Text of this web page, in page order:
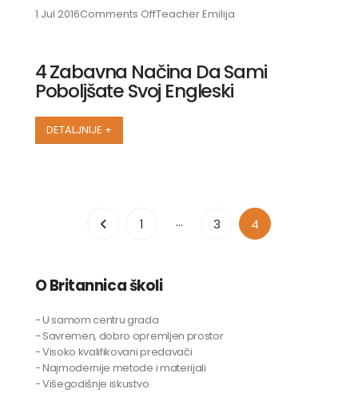
1 Jul 2016Comments Offon
Načina
Da
Sami
Teacher Emilija
4 Zabavna Načina Da Sami
Poboljšate Svoj Engleski
DETALJNIJE +
1 … 3 4
O Britannica školi
- U samom centru grada
- Savremen, dobro opremljen prostor
- Visoko kvalifikovani predavači
- Najmodernije metode i materijali
- Višegodišnje iskustvo